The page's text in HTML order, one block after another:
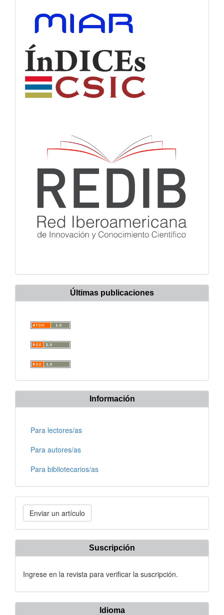
Últimas publicaciones
Información
Para lectores/as
Para autores/as
Para bibliotecarios/as
Enviar
un
artículo
Enviar un artículo
Suscripción
Ingrese en la revista para verificar la suscripción.
Idioma